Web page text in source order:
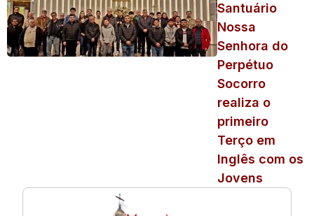
Santuário
Nossa
Senhora do
Perpétuo
Socorro
realiza o
primeiro
Terço em
Inglês com os
Jovens